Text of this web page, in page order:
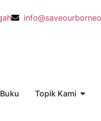
Buku Topik Kami